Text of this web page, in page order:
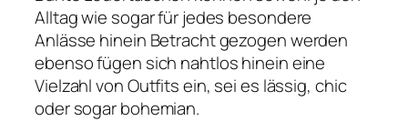
Alltag wie sogar für jedes besondere
Anlässe hinein Betracht gezogen werden
ebenso fügen sich nahtlos hinein eine
Vielzahl von Outfits ein, sei es lässig, chic
oder sogar bohemian.